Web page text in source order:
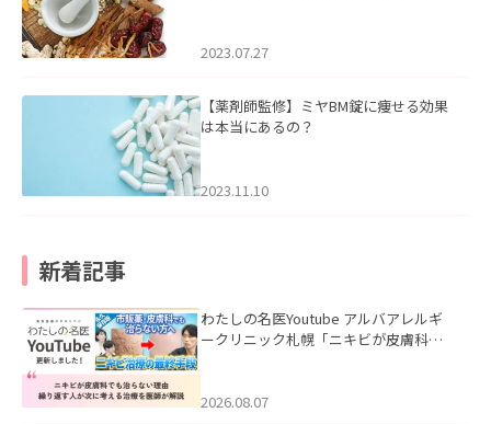
2023.07.27
【薬剤師監修】ミヤBM錠に痩せる効果
は本当にあるの？
2023.11.10
新着記事
わたしの名医Youtube アルバアレルギ
ークリニック札幌「ニキビが皮膚科で
ました。
2026.08.07